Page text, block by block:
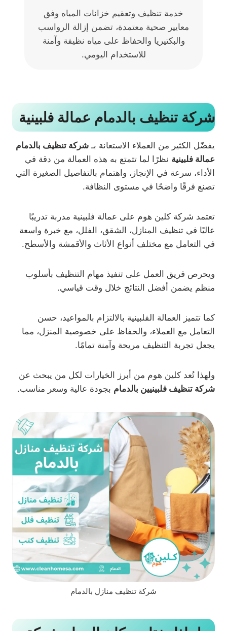
خدمة تنظيف وتعقيم خزانات المياه وفق
معايير صحية معتمدة، تضمن إزالة الرواسب
والبكتيريا والحفاظ على مياه نظيفة وآمنة
للاستخدام اليومي.
شركة تنظيف بالدمام عمالة فلبينية
يفضّل الكثير من العملاء الاستعانة بـ شركة تنظيف بالدمام
عمالة فلبينية نظرًا لما تتمتع به هذه العمالة من دقة في
الأداء، سرعة في الإنجاز، واهتمام بالتفاصيل الصغيرة التي
تصنع فرقًا واضحًا في مستوى النظافة.
تعتمد شركة كلين هوم على عمالة فلبينية مدربة تدريبًا
عاليًا في تنظيف المنازل، الشقق، الفلل، مع خبرة واسعة
في التعامل مع مختلف أنواع الأثاث والأقمشة والأسطح.
ويحرص فريق العمل على تنفيذ مهام التنظيف بأسلوب
منظم يضمن أفضل النتائج خلال وقت قياسي.
كما تتميز العمالة الفلبينية بالالتزام بالمواعيد، حسن
التعامل مع العملاء، والحفاظ على خصوصية المنزل، مما
يجعل تجربة التنظيف مريحة وآمنة تمامًا.
ولهذا تُعد كلين هوم من أبرز الخيارات لكل من يبحث عن
شركة تنظيف فلبينيين بالدمام بجودة عالية وسعر مناسب.
شركة تنظيف منازل بالدمام